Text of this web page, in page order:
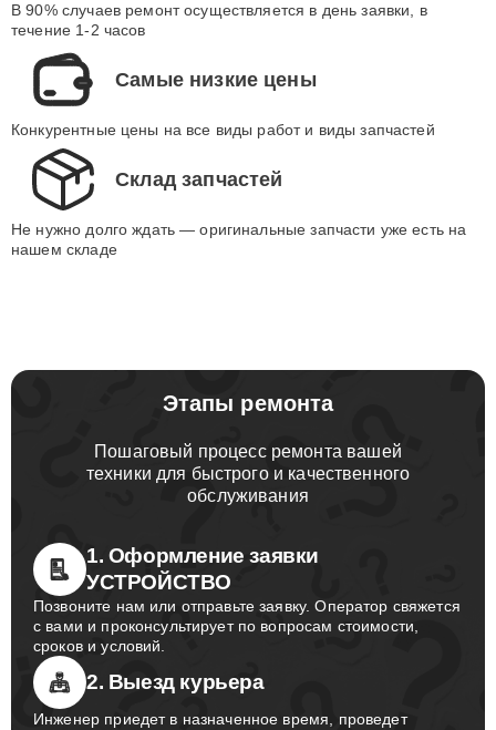
В 90% случаев ремонт осуществляется в день заявки, в
течение 1-2 часов
Самые низкие цены
Конкурентные цены на все виды работ и виды запчастей
Склад запчастей
Не нужно долго ждать — оригинальные запчасти уже есть на
нашем складе
Этапы ремонта
Пошаговый процесс ремонта вашей
техники для быстрого и качественного
обслуживания
1. Оформление заявки
УСТРОЙСТВО
Позвоните нам или отправьте заявку. Оператор свяжется
с вами и проконсультирует по вопросам стоимости,
сроков и условий.
2. Выезд курьера
Инженер приедет в назначенное время, проведет